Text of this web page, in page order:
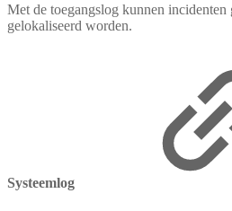
Met de toegangslog kunnen incidenten
gelokaliseerd worden.
Systeemlog